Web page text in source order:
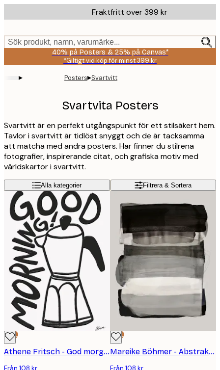
to
content.
Fraktfritt över 399 kr
Sök produkt, namn, varumärke...
40% på Posters & 25% på Canvas*
*Giltigt vid köp för minst 399 kr
▸ Posters▸Svartvitt
Svartvita Posters
Svartvitt är en perfekt utgångspunkt för ett stilsäkert hem.
Tavlor i svartvitt är tidlöst snyggt och de är tacksamma
att matcha med andra posters. Här finner du stilrena
fotografier, inspirerande citat, och grafiska motiv med
världskartor i svartvitt.
Alla kategorier Filtrera & Sortera
DEAL
Athene Fritsch - God morgon! Poster
DEAL
Mareike Böhmer - Abstrakta Penselstreck 79 Poster